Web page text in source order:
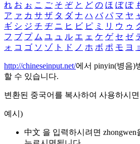
れ お ぉ こ ご そ ぞ と ど の ほ ぼ ぽ
ア ァ カ サ ザ タ ダ ナ ハ バ パ マ ヤ
ギ シ ジ チ ヂ ニ ヒ ビ ピ ミ リ ウ ゥ
フ ブ プ ム ユ ュ ル エ ェ ケ ゲ セ ゼ
ォ コ ゴ ソ ゾ ト ド ノ ホ ボ ポ モ ヨ
http://chineseinput.net/에서 pinyin(병음)
할 수 있습니다.
변환된 중국어를 복사하여 사용하시
예시)
中文 을 입력하시려면 zhongwen